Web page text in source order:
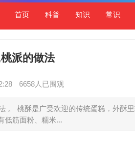
首页 科普 知识 常识
派的做法
6658人已围观
。 桃酥是广受欢迎的传统蛋糕，外酥
低筋面粉、糯米...